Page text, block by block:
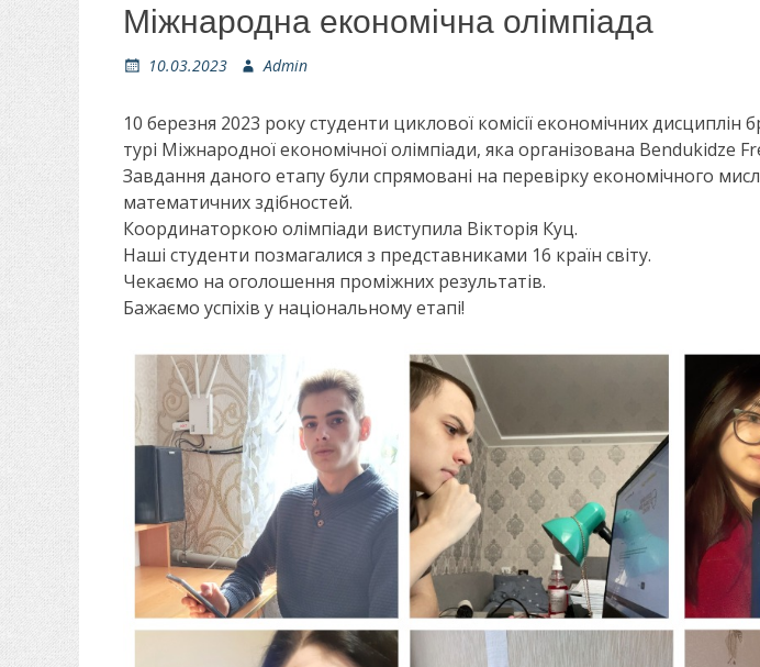
Міжнародна економічна олімпіада
О
у
б
л
і
к
о
в
а
н
о
10.03.2023
А
т
о
р
Admin
10 березня 2023 року студенти циклової комісії економічних
турі Міжнародної економічної олімпіади, яка організована Bendukidze
Завдання даного етапу були спрямовані на перевірку економічного
математичних здібностей.
Координаторкою олімпіади виступила Вікторія Куц.
Наші студенти позмагалися з представниками 16 країн світу.
Чекаємо на оголошення проміжних результатів.
Бажаємо успіхів у національному етапі!